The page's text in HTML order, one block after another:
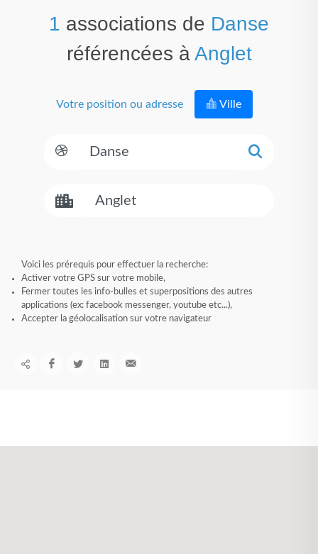
1 associations de Danse
référencées àAnglet
Votre position ou adresse Ville
Voici les prérequis pour effectuer la recherche:
Activer votre GPS sur votre mobile,
Fermer toutes les info-bulles et superpositions des autres
applications (ex: facebook messenger, youtube etc...),
Accepter la géolocalisation sur votre navigateur